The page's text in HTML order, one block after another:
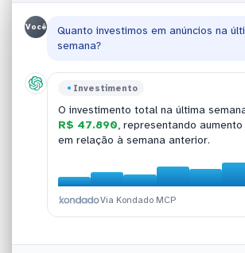
TikTok Ads
O ROAS consolidado das campanhas
ontem foi de3,42x, com destaque
grupo de anúncios de remarketing.
Via Kondado MCP
Você
Quanto investimos em anúncios na
semana?
Investimento
O investimento total na última
R$ 47.890, representando
em relação à semana anterior.
Via Kondado MCP
23.456 cliquese taxa de CTR de
entre todas as ativas.
Via Kondado MCP
Orçamento
Atualmente8 grupos de anúncios
com orçamento superior a R$ 500,
concentrando 65% do investimento
Via Kondado MCP